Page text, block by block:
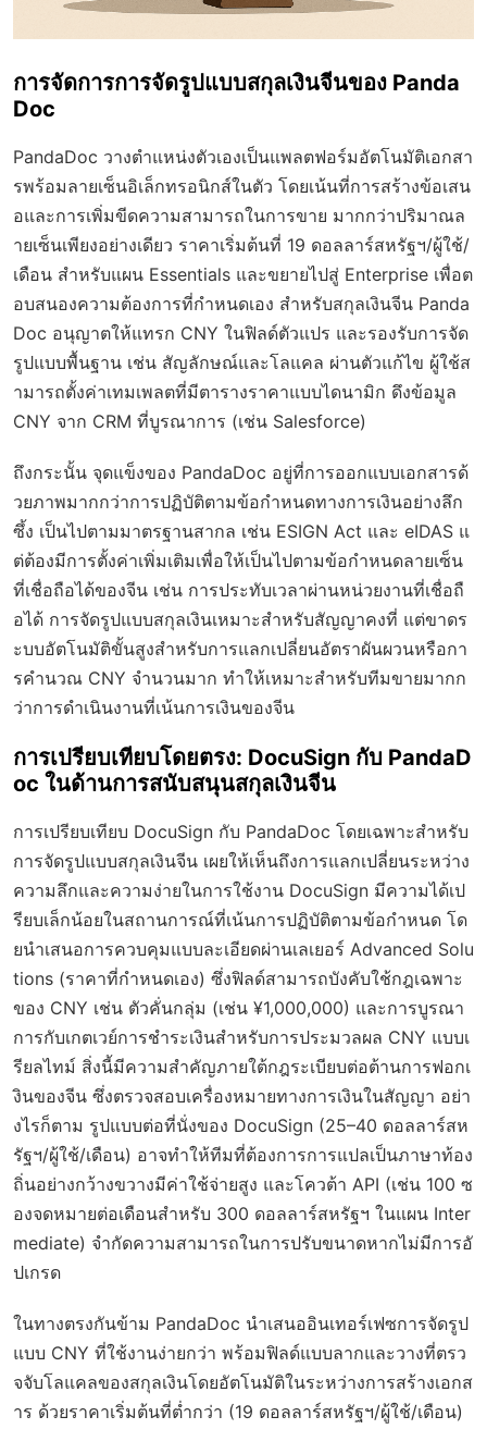
การจัดการการจัดรูปแบบสกุลเงินจีนของ Panda
Doc
PandaDoc วางตำแหน่งตัวเองเป็นแพลตฟอร์มอัตโนมัติเอกสา
รพร้อมลายเซ็นอิเล็กทรอนิกส์ในตัว โดยเน้นที่การสร้างข้อเสน
อและการเพิ่มขีดความสามารถในการขาย มากกว่าปริมาณล
ายเซ็นเพียงอย่างเดียว ราคาเริ่มต้นที่ 19 ดอลลาร์สหรัฐฯ/ผู้ใช้/
เดือน สำหรับแผน Essentials และขยายไปสู่ Enterprise เพื่อต
อบสนองความต้องการที่กำหนดเอง สำหรับสกุลเงินจีน Panda
Doc อนุญาตให้แทรก CNY ในฟิลด์ตัวแปร และรองรับการจัด
รูปแบบพื้นฐาน เช่น สัญลักษณ์และโลแคล ผ่านตัวแก้ไข ผู้ใช้ส
ามารถตั้งค่าเทมเพลตที่มีตารางราคาแบบไดนามิก ดึงข้อมูล
CNY จาก CRM ที่บูรณาการ (เช่น Salesforce)
ถึงกระนั้น จุดแข็งของ PandaDoc อยู่ที่การออกแบบเอกสารด้
วยภาพมากกว่าการปฏิบัติตามข้อกำหนดทางการเงินอย่างลึก
ซึ้ง เป็นไปตามมาตรฐานสากล เช่น ESIGN Act และ eIDAS แ
ต่ต้องมีการตั้งค่าเพิ่มเติมเพื่อให้เป็นไปตามข้อกำหนดลายเซ็น
ที่เชื่อถือได้ของจีน เช่น การประทับเวลาผ่านหน่วยงานที่เชื่อถื
อได้ การจัดรูปแบบสกุลเงินเหมาะสำหรับสัญญาคงที่ แต่ขาดร
ะบบอัตโนมัติขั้นสูงสำหรับการแลกเปลี่ยนอัตราผันผวนหรือกา
รคำนวณ CNY จำนวนมาก ทำให้เหมาะสำหรับทีมขายมากก
ว่าการดำเนินงานที่เน้นการเงินของจีน
การเปรียบเทียบโดยตรง: DocuSign กับ PandaD
oc ในด้านการสนับสนุนสกุลเงินจีน
การเปรียบเทียบ DocuSign กับ PandaDoc โดยเฉพาะสำหรับ
การจัดรูปแบบสกุลเงินจีน เผยให้เห็นถึงการแลกเปลี่ยนระหว่าง
ความลึกและความง่ายในการใช้งาน DocuSign มีความได้เป
รียบเล็กน้อยในสถานการณ์ที่เน้นการปฏิบัติตามข้อกำหนด โด
ยนำเสนอการควบคุมแบบละเอียดผ่านเลเยอร์ Advanced Solu
tions (ราคาที่กำหนดเอง) ซึ่งฟิลด์สามารถบังคับใช้กฎเฉพาะ
ของ CNY เช่น ตัวคั่นกลุ่ม (เช่น ¥1,000,000) และการบูรณา
การกับเกตเวย์การชำระเงินสำหรับการประมวลผล CNY แบบเ
รียลไทม์ สิ่งนี้มีความสำคัญภายใต้กฎระเบียบต่อต้านการฟอกเ
งินของจีน ซึ่งตรวจสอบเครื่องหมายทางการเงินในสัญญา อย่า
งไรก็ตาม รูปแบบต่อที่นั่งของ DocuSign (25–40 ดอลลาร์สห
รัฐฯ/ผู้ใช้/เดือน) อาจทำให้ทีมที่ต้องการการแปลเป็นภาษาท้อง
ถิ่นอย่างกว้างขวางมีค่าใช้จ่ายสูง และโควต้า API (เช่น 100 ซ
องจดหมายต่อเดือนสำหรับ 300 ดอลลาร์สหรัฐฯ ในแผน Inter
mediate) จำกัดความสามารถในการปรับขนาดหากไม่มีการอั
ปเกรด
ในทางตรงกันข้าม PandaDoc นำเสนออินเทอร์เฟซการจัดรูป
แบบ CNY ที่ใช้งานง่ายกว่า พร้อมฟิลด์แบบลากและวางที่ตรว
จจับโลแคลของสกุลเงินโดยอัตโนมัติในระหว่างการสร้างเอกส
าร ด้วยราคาเริ่มต้นที่ต่ำกว่า (19 ดอลลาร์สหรัฐฯ/ผู้ใช้/เดือน)